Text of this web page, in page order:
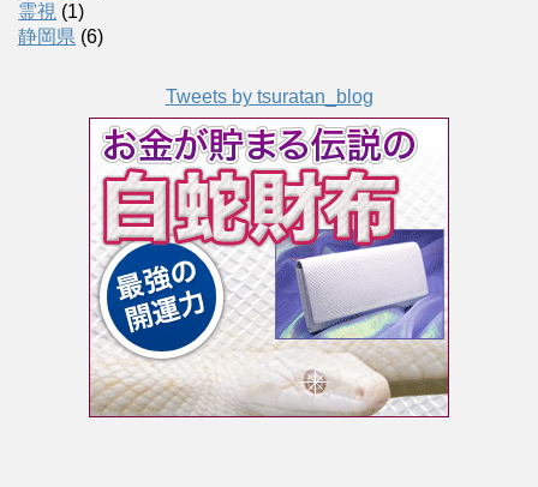
霊視 (1)
静岡県 (6)
Tweets by tsuratan_blog